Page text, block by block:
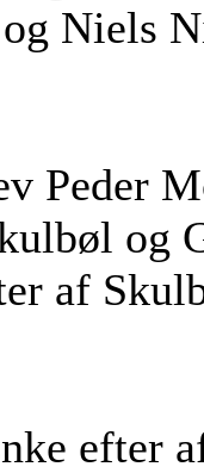
Niels
Peder
og
af
efter